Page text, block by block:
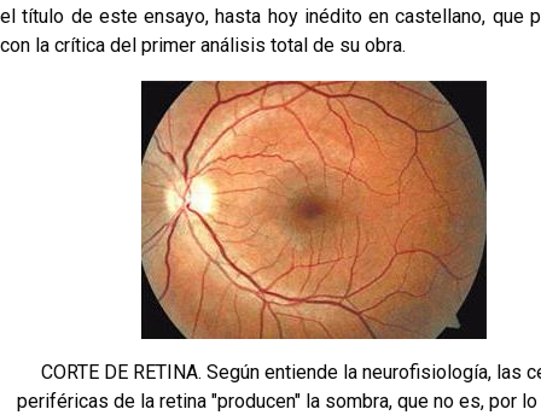
el título de este ensayo, hasta hoy inédito en castellano, que
con la crítica del primer análisis total de su obra.
CORTE DE RETINA. Según entiende la neurofisiología, las
periféricas de la retina "producen" la sombra, que no es, por lo